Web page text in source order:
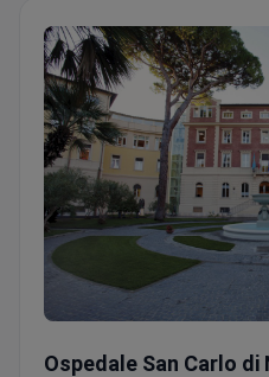
Ospedale San Carlo di